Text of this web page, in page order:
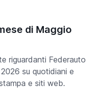
di Maggio
riguardanti Federauto
su quotidiani e
e siti web.